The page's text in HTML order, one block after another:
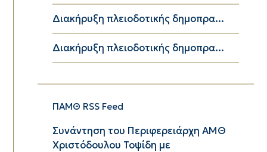
Διακήρυξη πλειοδοτικής δημοπρα...
Διακήρυξη πλειοδοτικής δημοπρα...
ΠΑΜΘ RSS Feed
Συνάντηση του Περιφερειάρχη ΑΜΘ
Χριστόδουλου Τοψίδη με